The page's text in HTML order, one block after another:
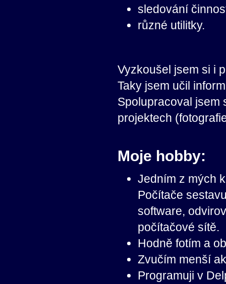
sledování
různé utilitky.
Vyzkoušel jsem si i
Taky jsem učil
Spolupracoval jsem
projektech
Moje hobby:
Jedním z mých
Počítače
software,
počítačové sítě.
Hodně fotím a
Zvučím menší
Programuji v